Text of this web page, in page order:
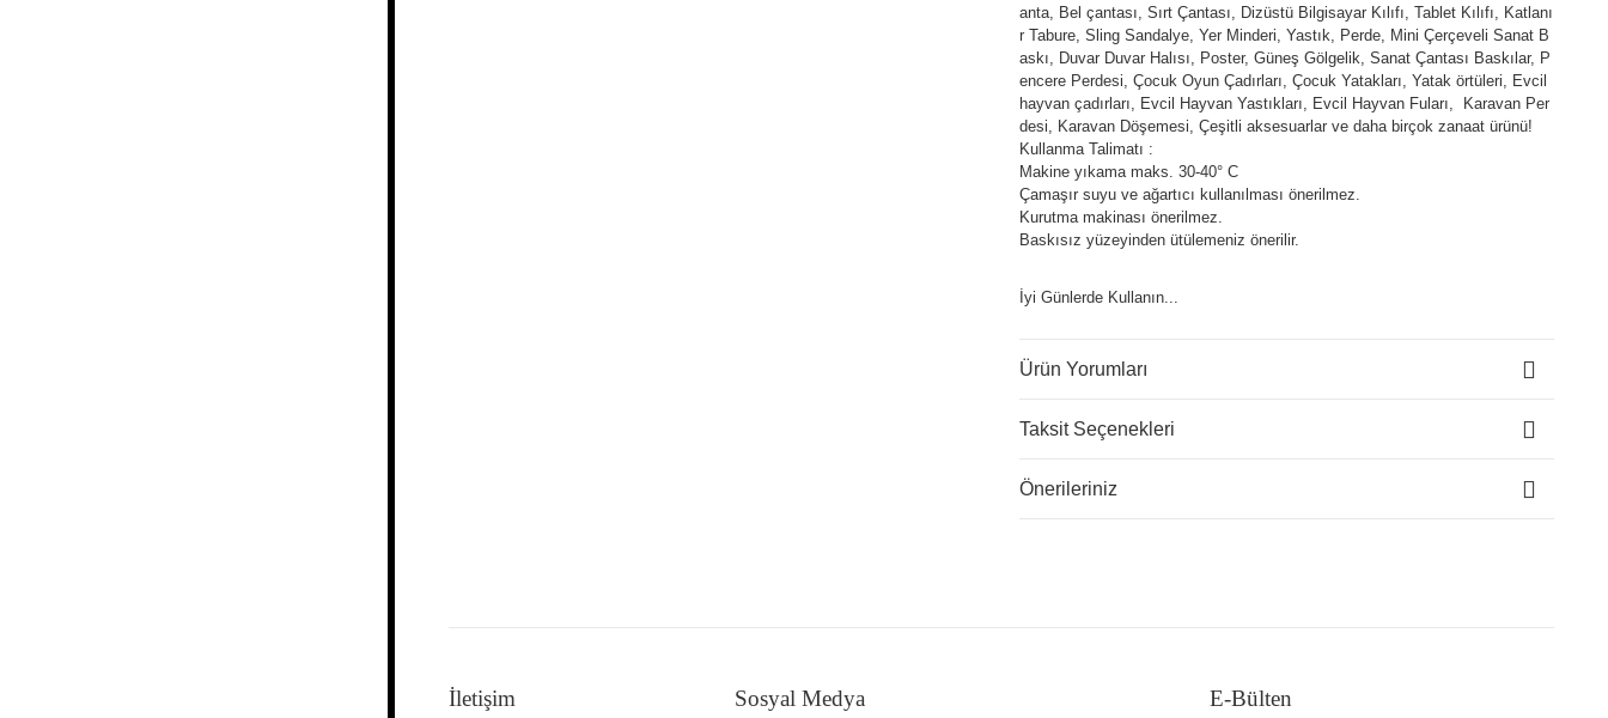
anta, Bel çantası, Sırt Çantası, Dizüstü Bilgisayar Kılıfı, Tablet Kılıfı, Katlanı
r Tabure, Sling Sandalye, Yer Minderi, Yastık, Perde, Mini Çerçeveli Sanat B
askı, Duvar Duvar Halısı, Poster, Güneş Gölgelik, Sanat Çantası Baskılar, P
encere Perdesi, Çocuk Oyun Çadırları, Çocuk Yatakları, Yatak örtüleri, Evcil
hayvan çadırları, Evcil Hayvan Yastıkları, Evcil Hayvan Fuları, Karavan Per
desi, Karavan Döşemesi, Çeşitli aksesuarlar ve daha birçok zanaat ürünü!
Kullanma Talimatı :
Makine yıkama maks. 30-40° C
Çamaşır suyu ve ağartıcı kullanılması önerilmez.
Kurutma makinası önerilmez.
Baskısız yüzeyinden ütülemeniz önerilir.
İyi Günlerde Kullanın...
Ürün Yorumları
Taksit Seçenekleri
Önerileriniz
İletişim Sosyal Medya E-Bülten